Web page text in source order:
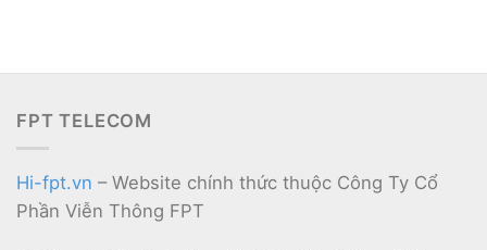
FPT TELECOM
Hi-fpt.vn – Website chính thức thuộc Công Ty Cổ
Phần Viễn Thông FPT